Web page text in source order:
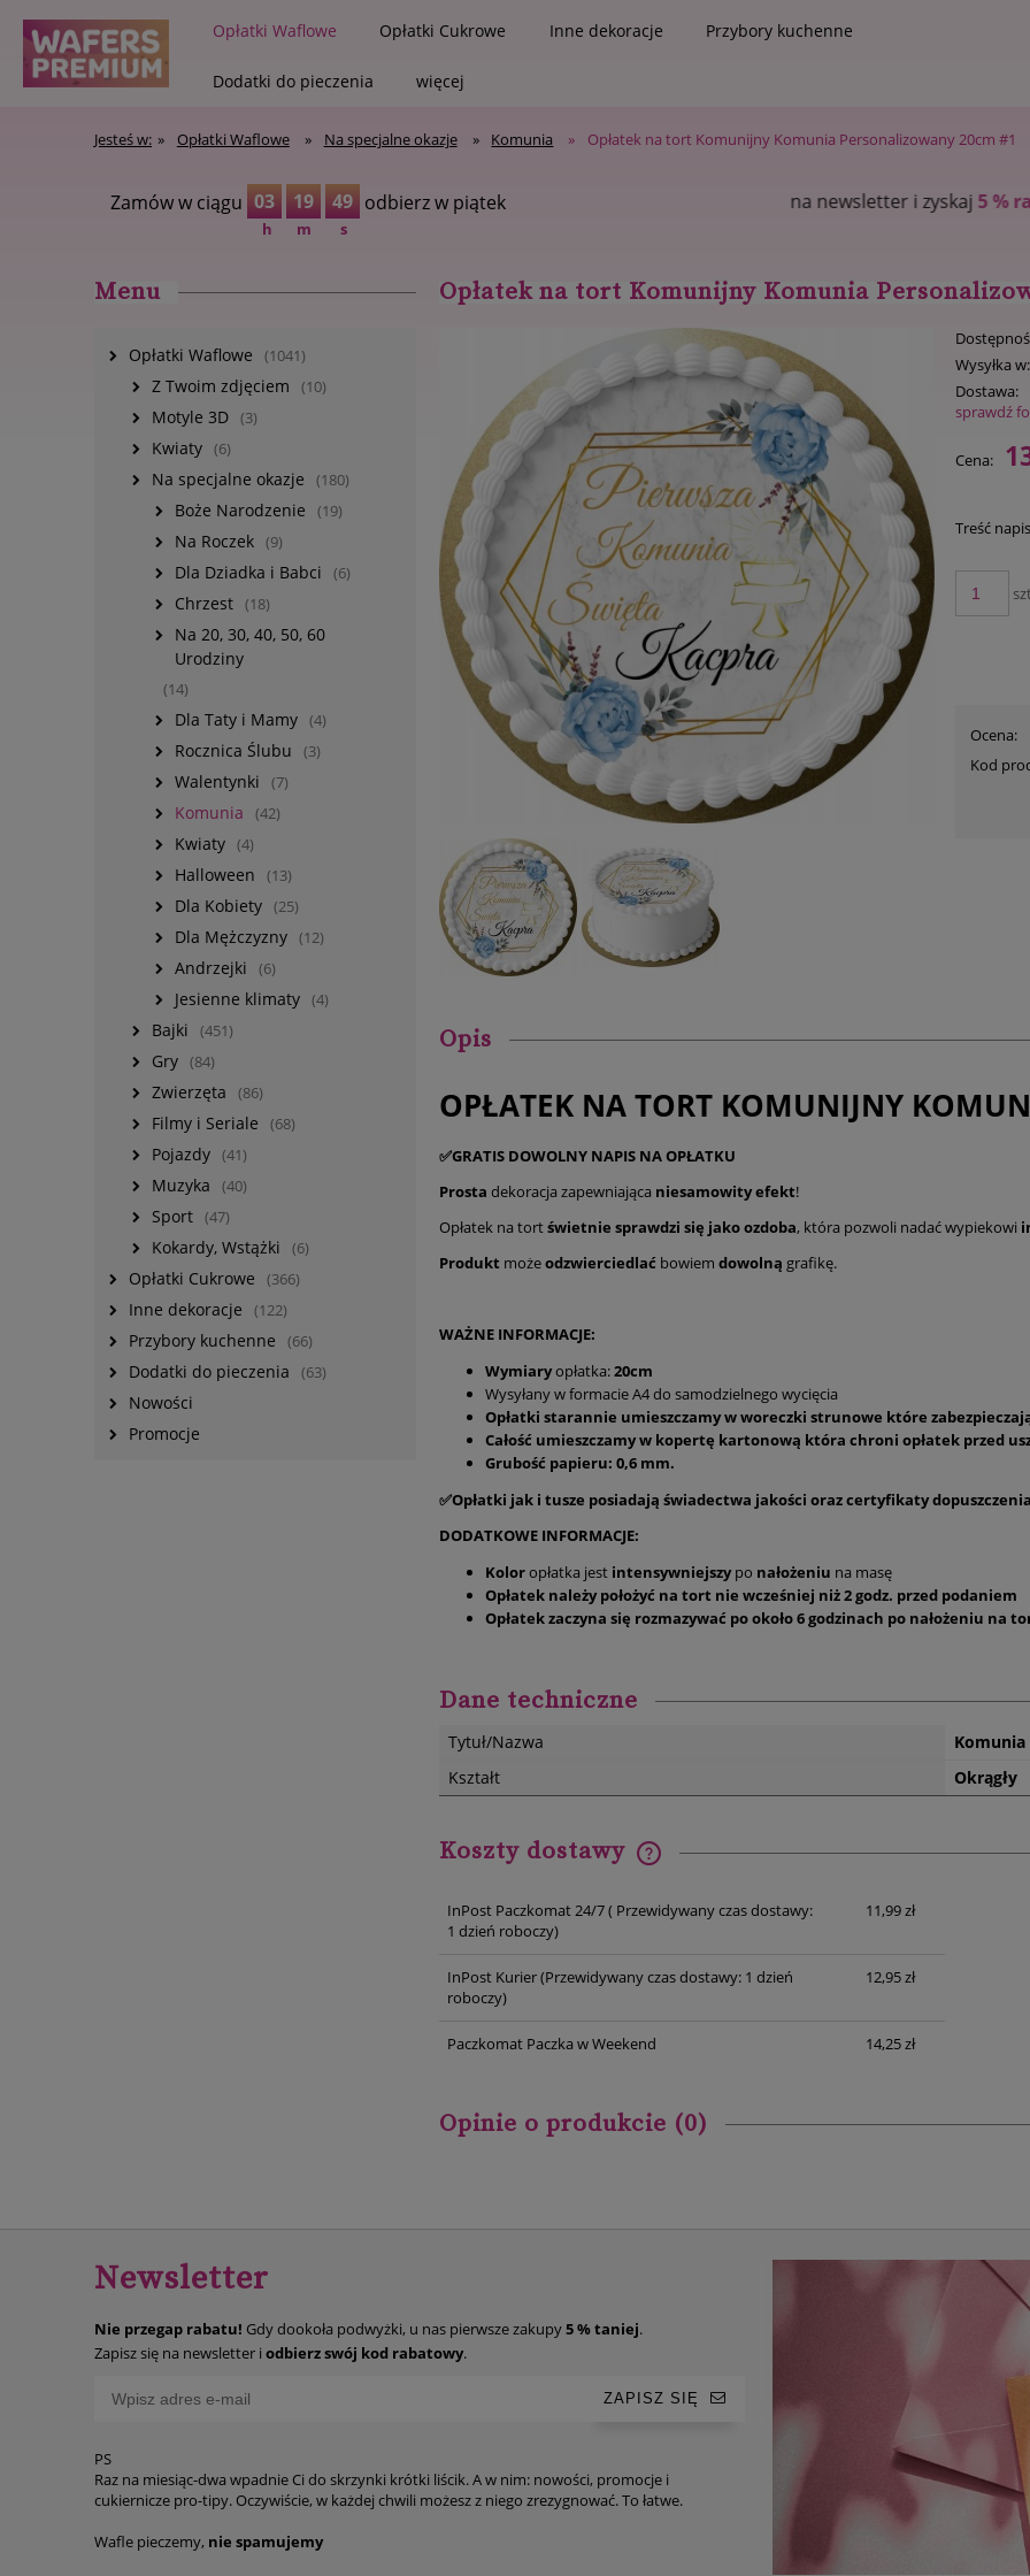
Opłatki Waflowe Opłatki Cukrowe Inne dekoracje Przybory kuchenne
Dodatki do pieczenia więcej
Jesteś w: » Opłatki Waflowe » Na specjalne okazje » Komunia » Opłatek na tort Komunijny Komunia Personalizowany 20cm #1
Zamów w ciągu 03
h
19
m
48
s
odbierz w piątek
Zapisz się na newsletter i zyskaj na pierwsze zakupy
Menu
Opłatki Waflowe (1041)
Z Twoim zdjęciem (10)
Motyle 3D (3)
Kwiaty (6)
Na specjalne okazje (180)
Boże Narodzenie (19)
Na Roczek (9)
Dla Dziadka i Babci (6)
Chrzest (18)
Na 20, 30, 40, 50, 60
Urodziny
(14)
Dla Taty i Mamy (4)
Rocznica Ślubu (3)
Walentynki (7)
Komunia (42)
Kwiaty (4)
Halloween (13)
Dla Kobiety (25)
Dla Mężczyzny (12)
Andrzejki (6)
Jesienne klimaty (4)
Bajki (451)
Gry (84)
Zwierzęta (86)
Filmy i Seriale (68)
Pojazdy (41)
Muzyka (40)
Sport (47)
Kokardy, Wstążki (6)
Opłatki Cukrowe (366)
Inne dekoracje (122)
Przybory kuchenne (66)
Dodatki do pieczenia (63)
Nowości
Promocje
Opłatek na tort Komunijny Komunia
Wysyłka w:
Dostawa:
sprawdź
Cena:
Treść
Ocena:
Kod
Opis
OPŁATEK NA TORT KOMUNIJNY
✅GRATIS DOWOLNY NAPIS NA OPŁATKU
Prosta dekoracja zapewniająca niesamowity efekt!
Opłatek na tortświetnie sprawdzi się jako ozdoba, która pozwoli nadać wypiekowi
Produkt możeodzwierciedlać bowiem dowolną grafikę.
WAŻNE INFORMACJE:
Wymiaryopłatka:20cm
Wysyłany w formacie A4 do samodzielnego wycięcia
Opłatki starannie umieszczamy w woreczki strunowe które
Całość umieszczamy w kopertę kartonową która chroni opłatek przed
Grubość papieru: 0,6 mm.
✅Opłatki jak i tusze posiadają świadectwa jakości oraz certyfikaty
DODATKOWE INFORMACJE:
Koloropłatka jest intensywniejszypo nałożeniu na masę
Opłatek należy położyć na tort nie wcześniej niż 2 godz. przed podaniem
Opłatek zaczyna się rozmazywać po około 6 godzinach po nałożeniu na
Dane techniczne
Tytuł/Nazwa
Komunia
Kształt
Okrągły
Koszty dostawy
Cena nie zawiera ewentualnych
InPost Paczkomat 24/7( Przewidywany czas dostawy:
1 dzień roboczy)
11,99 zł
InPost Kurier(Przewidywany czas dostawy: 1 dzień
roboczy)
12,95 zł
Paczkomat Paczka w Weekend 14,25 zł
Opinie o produkcie (0)
Newsletter
Nie przegap rabatu! Gdy dookoła podwyżki, u nas pierwsze zakupy5 % taniej.
Zapisz się na newsletter i odbierz swój kod rabatowy.
ZAPISZ SIĘ
PS
Raz na miesiąc-dwa wpadnie Ci do skrzynki krótki liścik. A w nim: nowości, promocje i
cukiernicze pro-tipy. Oczywiście, w każdej chwili możesz z niego zrezygnować. To łatwe.
Wafle pieczemy, nie spamujemy